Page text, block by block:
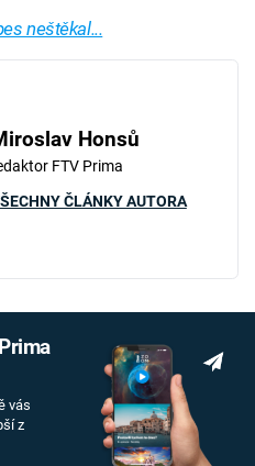
neštěkal...
Honsů
FTV Prima
ČLÁNKY AUTORA
vás
z